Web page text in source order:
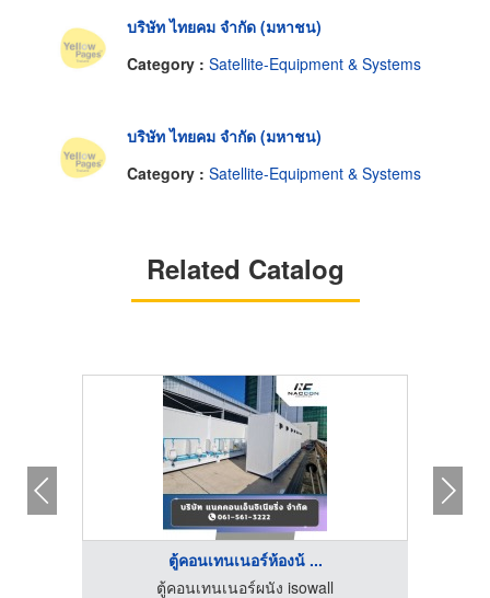
บริษัท ไทยคม จำกัด (มหาชน)
Category : Satellite-Equipment & Systems
บริษัท ไทยคม จำกัด (มหาชน)
Category : Satellite-Equipment & Systems
Related Catalog
ตู้คอนเทนเนอร์ห้องน้ ...
ตู้คอนเทนเนอร์ผนัง isowall